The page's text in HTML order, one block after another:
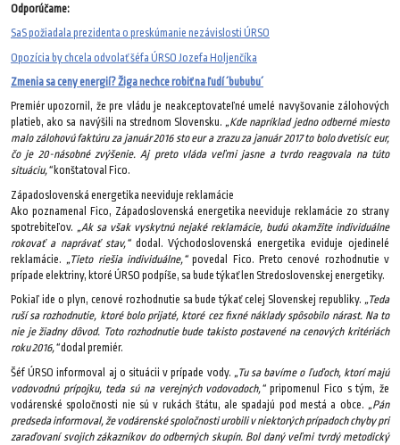
Odporúčame:
SaS požiadala prezidenta o preskúmanie nezávislosti ÚRSO
Opozícia by chcela odvolať šéfa ÚRSO Jozefa Holjenčíka
Zmenia sa ceny energií? Žiga nechce robiť na ľudí ´bububu´
Premiér upozornil, že pre vládu je neakceptovateľné umelé navyšovanie zálohových
platieb, ako sa navýšili na strednom Slovensku. „Kde napríklad jedno odberné miesto
malo zálohovú faktúru za január 2016 sto eur a zrazu za január 2017 to bolo dvetisíc eur,
čo je 20-násobné zvýšenie. Aj preto vláda veľmi jasne a tvrdo reagovala na túto
situáciu,“ konštatoval Fico.
Západoslovenská energetika neeviduje reklamácie
Ako poznamenal Fico, Západoslovenská energetika neeviduje reklamácie zo strany
spotrebiteľov. „Ak sa však vyskytnú nejaké reklamácie, budú okamžite individuálne
rokovať a naprávať stav,“dodal. Východoslovenská energetika eviduje ojedinelé
reklamácie. „Tieto riešia individuálne,“povedal Fico. Preto cenové rozhodnutie v
prípade elektriny, ktoré ÚRSO podpíše, sa bude týkať len Stredoslovenskej energetiky.
Pokiaľ ide o plyn, cenové rozhodnutie sa bude týkať celej Slovenskej republiky. „Teda
ruší sa rozhodnutie, ktoré bolo prijaté, ktoré cez fixné náklady spôsobilo nárast. Na to
nie je žiadny dôvod. Toto rozhodnutie bude takisto postavené na cenových kritériách
roku 2016,“dodal premiér.
Šéf ÚRSO informoval aj o situácii v prípade vody. „Tu sa bavíme o ľuďoch, ktorí majú
vodovodnú prípojku, teda sú na verejných vodovodoch,“pripomenul Fico s tým, že
vodárenské spoločnosti nie sú v rukách štátu, ale spadajú pod mestá a obce. „Pán
predseda informoval, že vodárenské spoločnosti urobili v niektorých prípadoch chyby pri
zaraďovaní svojich zákazníkov do odberných skupín. Bol daný veľmi tvrdý metodický